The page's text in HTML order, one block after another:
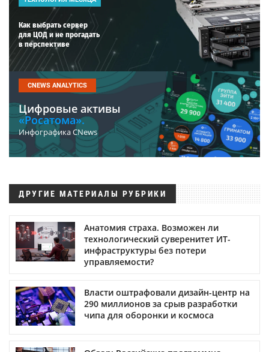
Как выбрать сервер
для ЦОД и не прогадать
в перспективе
CNEWS ANALYTICS
Цифровые активы
«Росатома».
Инфографика CNews
ДРУГИЕ МАТЕРИАЛЫ РУБРИКИ
Анатомия страха. Возможен ли
технологический суверенитет ИТ-
инфраструктуры без потери
управляемости?
Власти оштрафовали дизайн-центр на
290 миллионов за срыв разработки
чипа для оборонки и космоса